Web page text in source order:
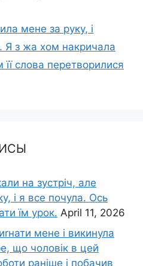
мене за руку, і
Я з жа хом накричала
слова перетворилися
на зустріч, але
і я все почула. Ось
їм урок. April 11, 2026
мене і викинула
що чоловік в цей
раніше і побачив